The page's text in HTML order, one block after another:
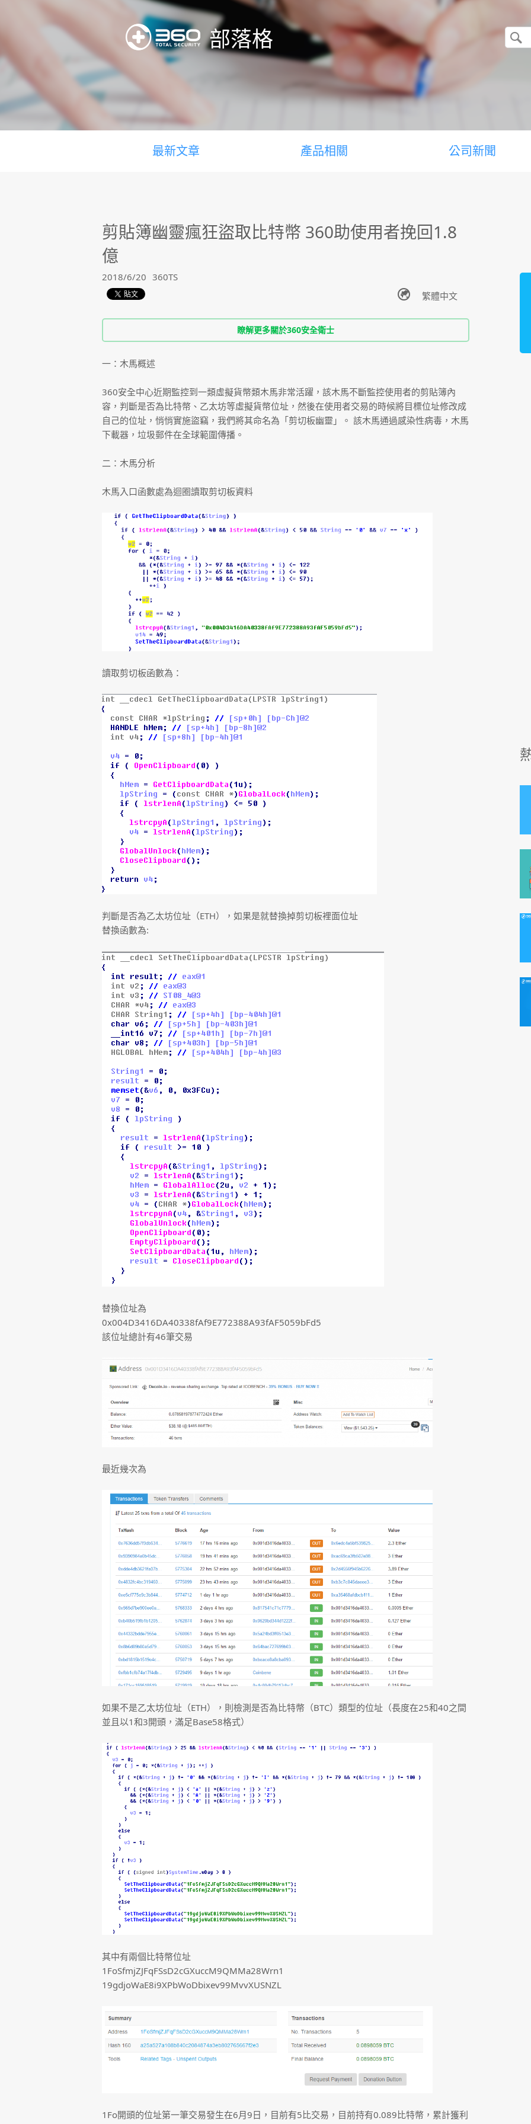
部落格
最新文章 產品相關 公司新聞
剪貼簿幽靈瘋狂盜取比特幣 360助使用者挽回1.8
億
2018/6/20 360TS
瞭解更多關於360安全衛士
一：木馬概述
360安全中心近期監控到一類虛擬貨幣類木馬非常活躍，該木馬不斷監控使用者的剪貼簿內
容，判斷是否為比特幣、乙太坊等虛擬貨幣位址，然後在使用者交易的時候將目標位址修改成
自己的位址，悄悄實施盜竊，我們將其命名為「剪切板幽靈」。 該木馬通過感染性病毒，木馬
下載器，垃圾郵件在全球範圍傳播。
二：木馬分析
木馬入口函數處為迴圈讀取剪切板資料
讀取剪切板函數為：
判斷是否為乙太坊位址（ETH），如果是就替換掉剪切板裡面位址
替換函數為:
替換位址為
0x004D3416DA40338fAf9E772388A93fAF5059bFd5
該位址總計有46筆交易
最近幾次為
如果不是乙太坊位址（ETH），則檢測是否為比特幣（BTC）類型的位址（長度在25和40之間
並且以1和3開頭，滿足Base58格式）
其中有兩個比特幣位址
1FoSfmjZJFqFSsD2cGXuccM9QMMa28Wrn1
19gdjoWaE8i9XPbWoDbixev99MvvXUSNZL
1Fo開頭的位址第一筆交易發生在6月9日，目前有5比交易，目前持有0.089比特幣，累計獲利